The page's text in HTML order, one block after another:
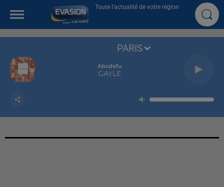
Toute l'actualité de votre région
Abcdefu
GAYLE
PARIS